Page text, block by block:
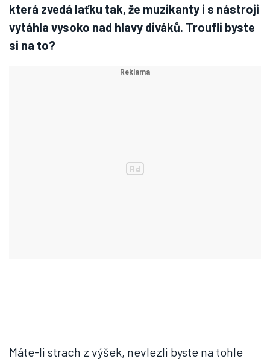
která zvedá laťku tak, že muzikanty i s nástroji
vytáhla vysoko nad hlavy diváků. Troufli byste
si na to?
Máte-li strach z výšek, nevlezli byste na tohle